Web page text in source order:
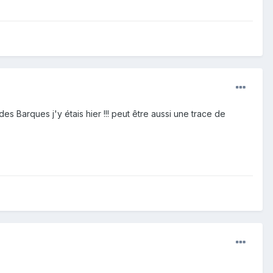
Barques j'y étais hier !!! peut être aussi une trace de